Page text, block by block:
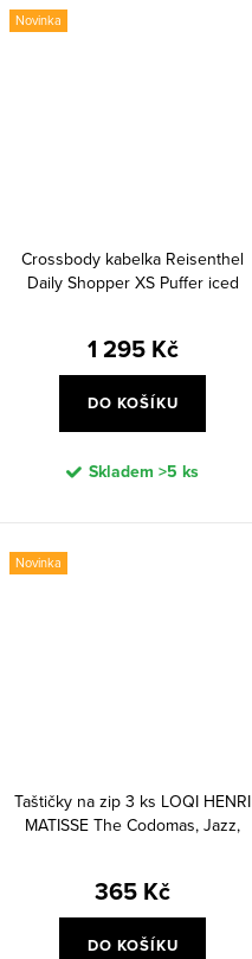
Novinka
Crossbody kabelka Reisenthel
Daily Shopper XS Puffer iced
1 295 Kč
DO KOŠÍKU
Skladem >5 ks
Novinka
Taštičky na zip 3 ks LOQI HENRI
MATISSE The Codomas, Jazz,
365 Kč
DO KOŠÍKU